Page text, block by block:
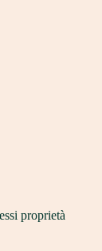
proprietà